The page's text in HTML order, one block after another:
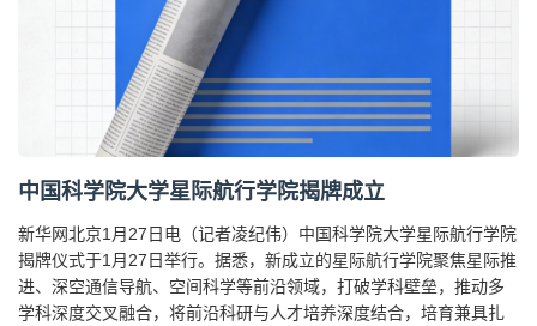
中国科学院大学星际航行学院揭牌成立
新华网北京1月27日电（记者凌纪伟）中国科学院大学星际航行学院
揭牌仪式于1月27日举行。据悉，新成立的星际航行学院聚焦星际推
进、深空通信导航、空间科学等前沿领域，打破学科壁垒，推动多
学科深度交叉融合，将前沿科研与人才培养深度结合，培育兼具扎